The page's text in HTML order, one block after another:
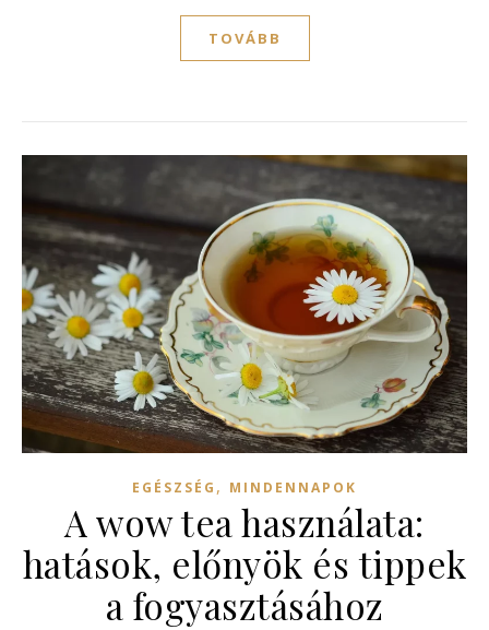
TOVÁBB
EGÉSZSÉG , MINDENNAPOK
A wow tea használata:
hatások, előnyök és tippek
a fogyasztásához